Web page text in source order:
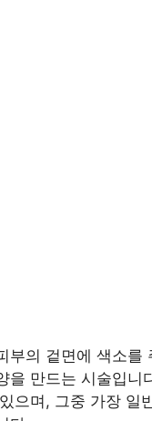
부의 겉면에 색소를
을 만드는 시술입니
으며, 그중 가장 일